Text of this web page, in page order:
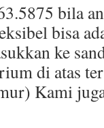
bila
bisa
ke
di atas
Kami